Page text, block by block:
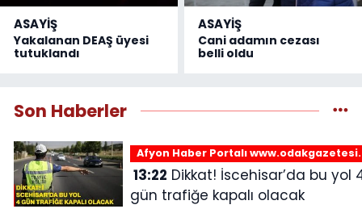
ASAYİŞ
Yakalanan DEAŞ üyesi
tutuklandı
ASAYİŞ
Cani adamın cezası
belli oldu
Son Haberler
Afyon Haber Portalı
13:22
gün trafiğe kapalı olacak